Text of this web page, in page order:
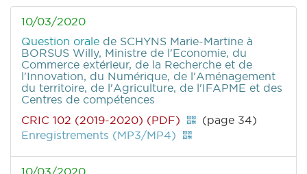
10/03/2020
Question orale de SCHYNS Marie-Martine à
BORSUS Willy, Ministre de l'Economie, du
Commerce extérieur, de la Recherche et de
l'Innovation, du Numérique, de l'Aménagement
du territoire, de l'Agriculture, de l'IFAPME et des
Centres de compétences
CRIC 102 (2019-2020) (PDF)
(page 34)
Enregistrements (MP3/MP4)